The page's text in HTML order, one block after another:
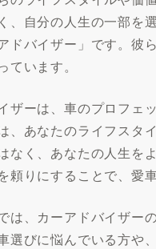
、自分の人生の一部を
ドバイザー」です。彼
ています。
ザーは、車のプロフェ
、あなたのライフスタ
なく、あなたの人生を
頼りにすることで、愛
は、カーアドバイザー
選びに悩んでいる方や